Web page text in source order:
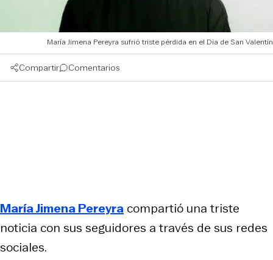
María Jimena Pereyra sufrió triste pérdida en el Día de San Valentín
Compartir Comentarios
María Jimena Pereyra compartió una triste
noticia con sus seguidores a través de sus redes
sociales.